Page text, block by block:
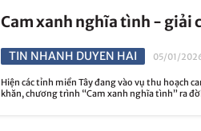
Cam xanh nghĩa tình - giải
TIN NHANH DUYEN HAI 05/01/
Hiện các tỉnh miền Tây đang vào vụ thu hoạch
khăn, chương trình “Cam xanh nghĩa tình” ra